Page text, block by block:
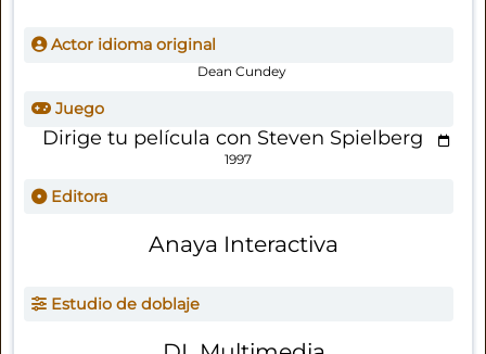
Actor idioma original
Dean Cundey
Juego
Dirige tu película con Steven Spielberg
1997
Editora
Anaya Interactiva
Estudio de doblaje